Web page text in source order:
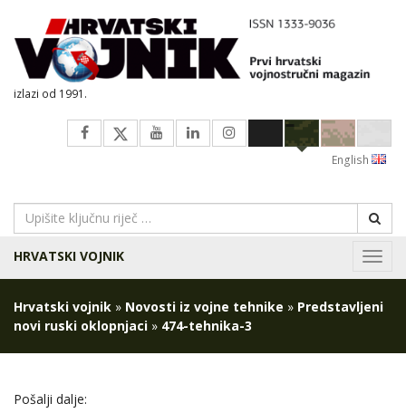
izlazi od 1991.
English
HRVATSKI VOJNIK
Hrvatski vojnik » Novosti iz vojne tehnike » Predstavljeni
novi ruski oklopnjaci » 474-tehnika-3
Pošalji dalje: